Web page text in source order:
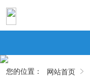
您的位置： 网站首页